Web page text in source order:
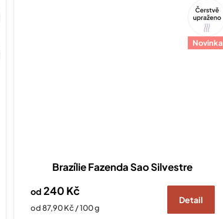
Novinka
Tip
Brazílie Fazenda Sao Silvestre
od 240 Kč
Měrná
od 87,90 Kč / 100 g
Detail